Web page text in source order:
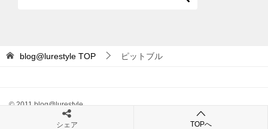
blog@lurestyle TOP ピットブル
© 2011 blog@lurestyle
シェア TOPへ